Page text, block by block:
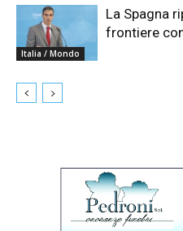
Italia / Mondo
La Spagna
frontiere